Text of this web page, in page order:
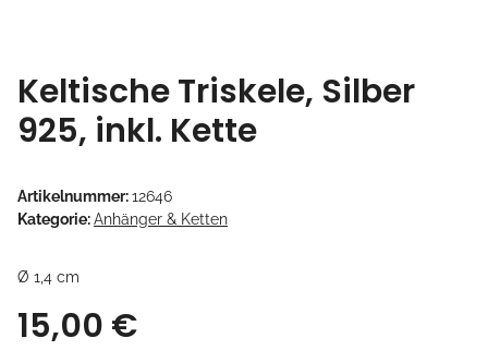
Keltische Triskele, Silber
925, inkl. Kette
Artikelnummer:12646
Kategorie:Anhänger & Ketten
Ø 1,4 cm
15,00 €